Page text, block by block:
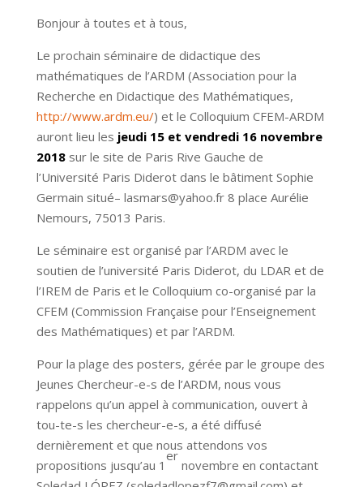
Bonjour à toutes et à tous,
Le prochain séminaire de didactique des
mathématiques de l’ARDM (Association pour la
Recherche en Didactique des Mathématiques,
http://www.ardm.eu/) et le Colloquium CFEM-ARDM
auront lieu les jeudi 15 et vendredi 16 novembre
2018 sur le site de Paris Rive Gauche de
l’Université Paris Diderot dans le bâtiment Sophie
Germain situé– lasmars@yahoo.fr 8 place Aurélie
Nemours, 75013 Paris.
Le séminaire est organisé par l’ARDM avec le
soutien de l’université Paris Diderot, du LDAR et de
l’IREM de Paris et le Colloquium co-organisé par la
CFEM (Commission Française pour l’Enseignement
des Mathématiques) et par l’ARDM.
Pour la plage des posters, gérée par le groupe des
Jeunes Chercheur-e-s de l’ARDM, nous vous
rappelons qu’un appel à communication, ouvert à
tou-te-s les chercheur-e-s, a été diffusé
dernièrement et que nous attendons vos
propositions jusqu’au 1
er
novembre en contactant